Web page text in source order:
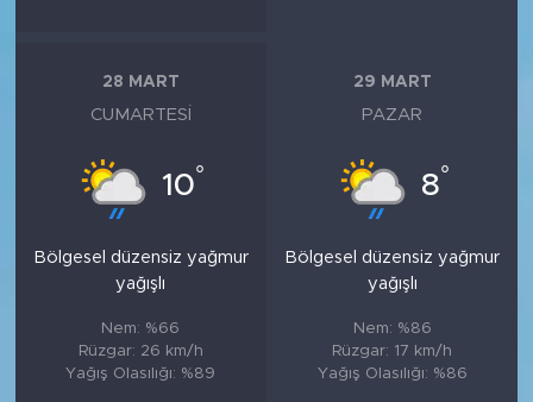
28 MART
CUMARTESI
10°
Bölgesel düzensiz yağmur
yağışlı
Nem: %66
Rüzgar: 26 km/h
Yağış Olasılığı: %89
29 MART
PAZAR
8°
Bölgesel düzensiz yağmur
yağışlı
Nem: %86
Rüzgar: 17 km/h
Yağış Olasılığı: %86